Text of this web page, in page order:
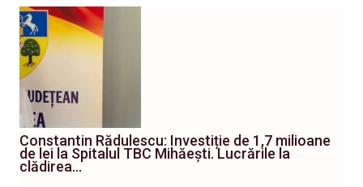
Constantin Rădulescu: Investiție de 1,7 milioane
de lei la Spitalul TBC Mihăești. Lucrările la
clădirea…